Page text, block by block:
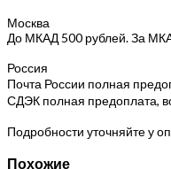
Москва
До МКАД 500 рублей. За
Россия
Почта России полная
СДЭК полная предоплата,
Подробности уточняйте у
Похожие